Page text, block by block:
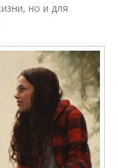
но и для